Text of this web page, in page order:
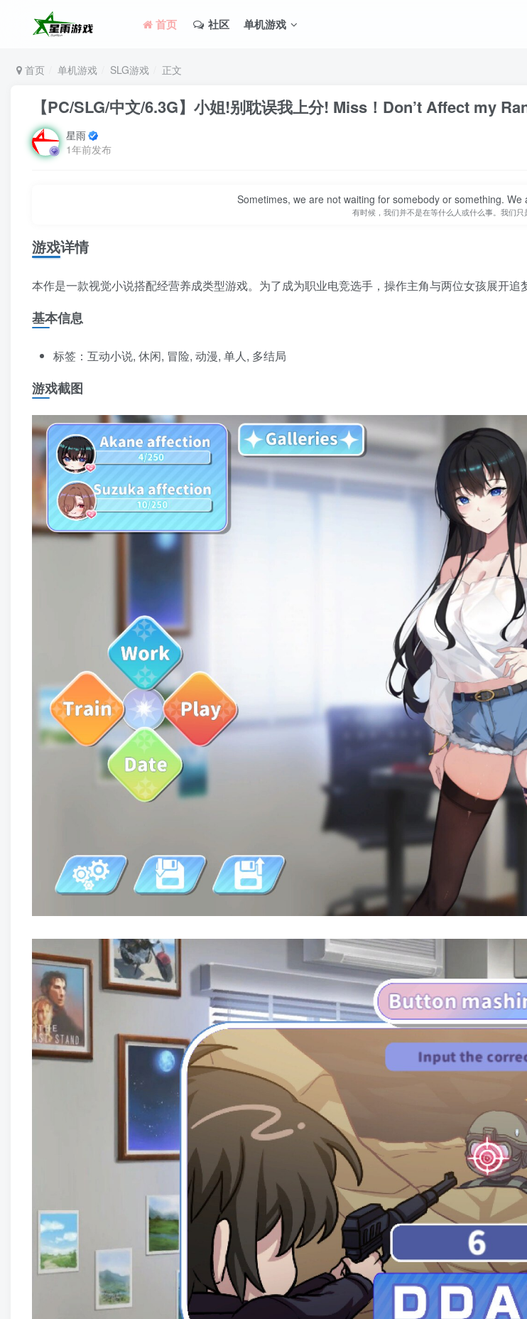
首页 社区 单机游戏
首页 单机游戏 SLG游戏 正文
【PC/SLG/中文/6.3G】小姐!别耽误我上分! Miss！Don’t Affect my
星雨
1年前发布
Sometimes, we are not waiting for somebody or something.
有时候，我们并不是在等什么人或什么事。我们
游戏详情
本作是一款视觉小说搭配经营养成类型游戏。为了成为职业电竞选手，操作主角与两位女孩展开追
基本信息
标签：互动小说, 休闲, 冒险, 动漫, 单人, 多结局
游戏截图